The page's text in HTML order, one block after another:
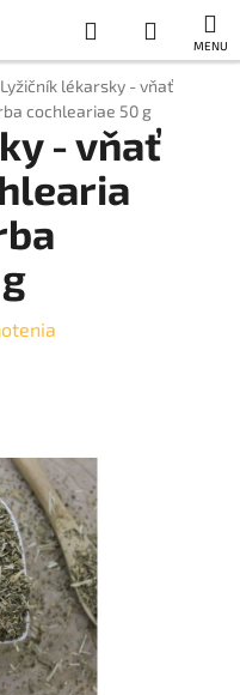
Hľadať
KOŠÍK
Lyžičník lékarsky - vňať
cochleariae 50 g
- vňať